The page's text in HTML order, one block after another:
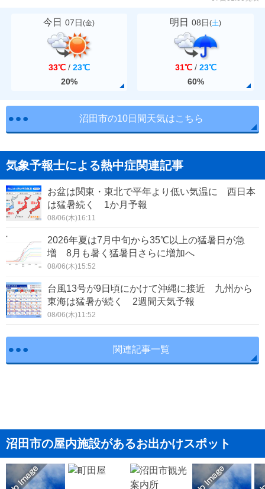
今日 07日(金)
33℃ / 23℃
20%
明日 08日(土)
31℃ / 23℃
60%
沼田市の10日間天気はこちら
気象予報士による熱中症関連記事
お盆は関東・東北で平年より低い気温に 西日本
は猛暑続く 1か月予報
08/06(木)16:11
2026年夏は7月中旬から35℃以上の猛暑日が急
増 8月も暑く猛暑日さらに増加へ
08/06(木)15:52
台風13号が9日頃にかけて沖縄に接近 九州から
東海は猛暑が続く 2週間天気予報
08/06(木)11:52
関連記事一覧
沼田市の屋内施設があるお出かけスポット